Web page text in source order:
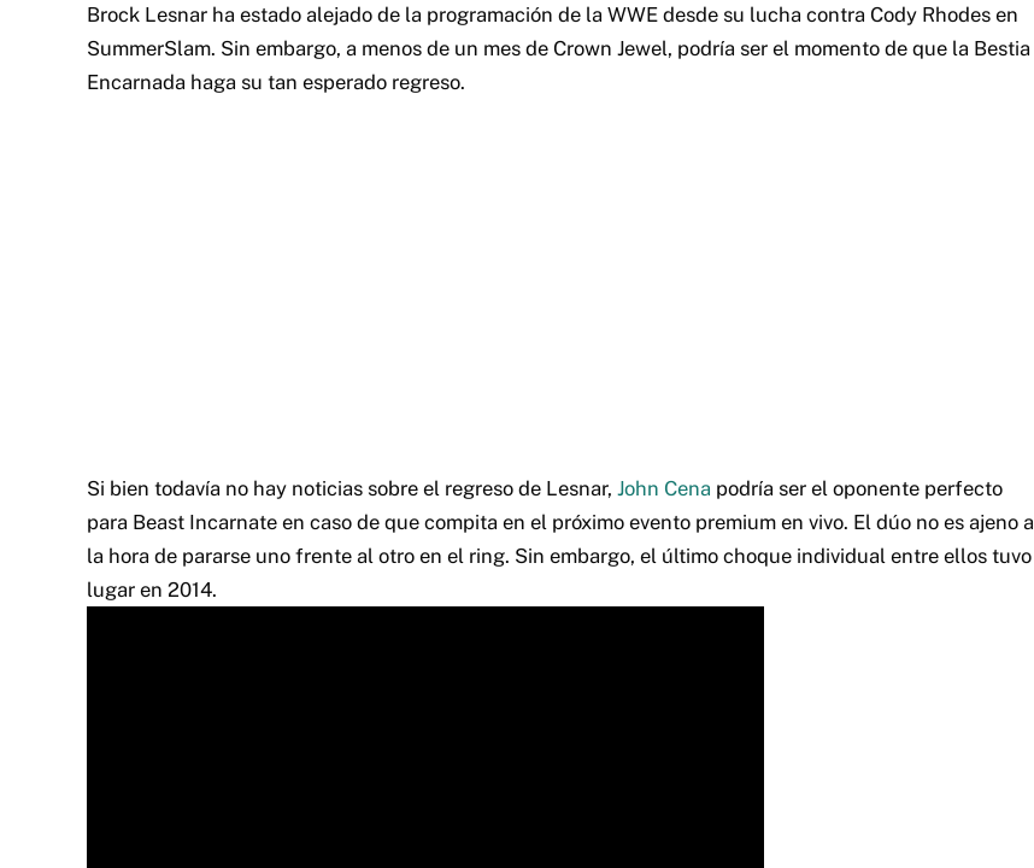
Brock Lesnar ha estado alejado de la programación de la WWE desde su lucha contra Cody Rhodes en
SummerSlam. Sin embargo, a menos de un mes de Crown Jewel, podría ser el momento de que la Bestia
Encarnada haga su tan esperado regreso.
Si bien todavía no hay noticias sobre el regreso de Lesnar, John Cena podría ser el oponente perfecto
para Beast Incarnate en caso de que compita en el próximo evento premium en vivo. El dúo no es ajeno a
la hora de pararse uno frente al otro en el ring. Sin embargo, el último choque individual entre ellos tuvo
lugar en 2014.